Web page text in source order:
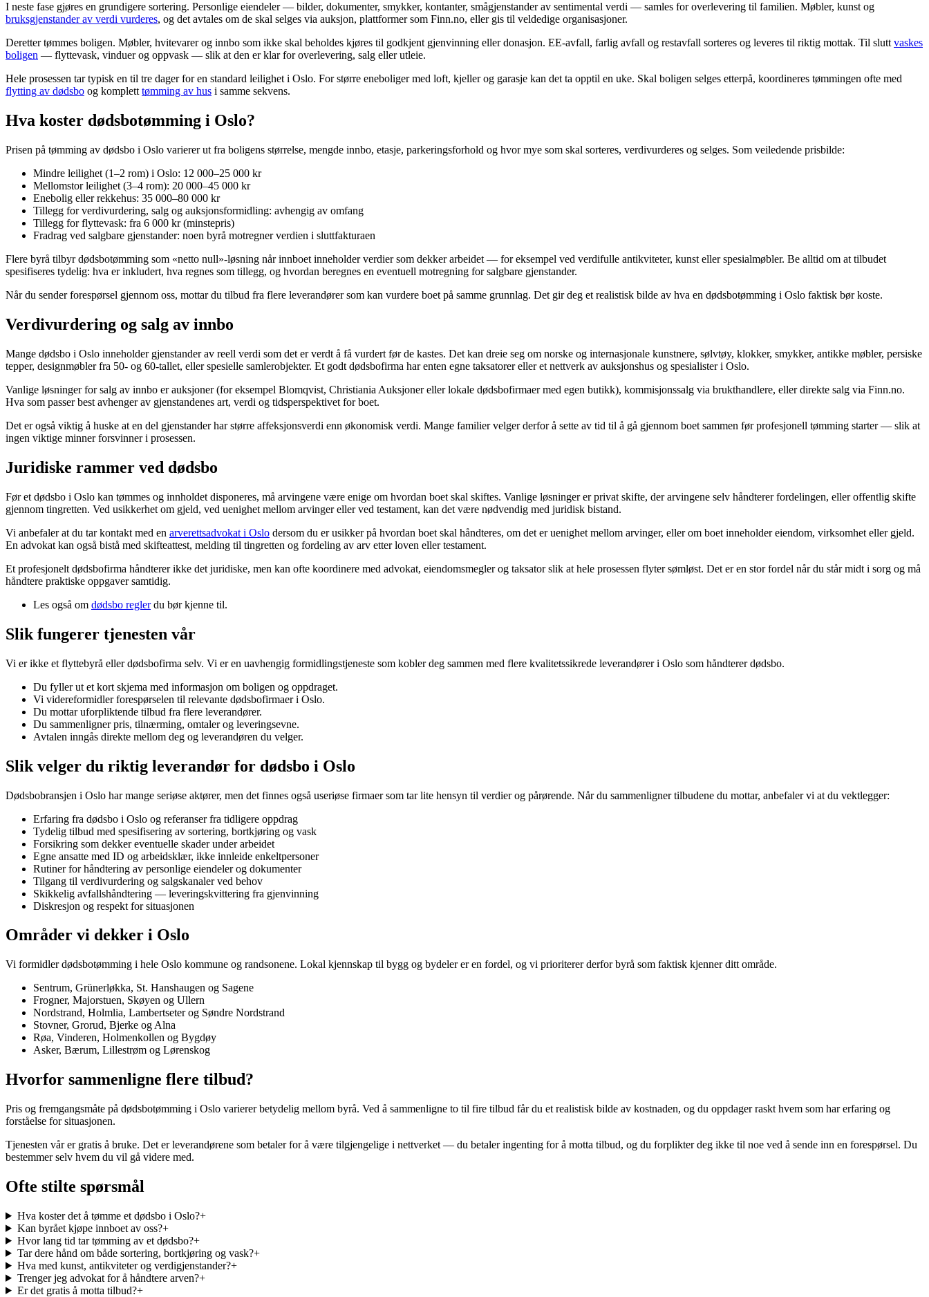
I neste fase gjøres en grundigere sortering. Personlige eiendeler — bilder, dokumenter, smykker, kontanter, smågjenstander av sentimental verdi — samles for overlevering til familien. Møbler, kunst og
bruksgjenstander av verdi vurderes, og det avtales om de skal selges via auksjon, plattformer som Finn.no, eller gis til veldedige organisasjoner.
Deretter tømmes boligen. Møbler, hvitevarer og innbo som ikke skal beholdes kjøres til godkjent gjenvinning eller donasjon. EE-avfall, farlig avfall og restavfall sorteres og leveres til riktig mottak. Til slutt vaskes
boligen — flyttevask, vinduer og oppvask — slik at den er klar for overlevering, salg eller utleie.
Hele prosessen tar typisk en til tre dager for en standard leilighet i Oslo. For større eneboliger med loft, kjeller og garasje kan det ta opptil en uke. Skal boligen selges etterpå, koordineres tømmingen ofte med
flytting av dødsbo og kompletttømming av hus i samme sekvens.
Hva koster dødsbotømming i Oslo?
Prisen på tømming av dødsbo i Oslo varierer ut fra boligens størrelse, mengde innbo, etasje, parkeringsforhold og hvor mye som skal sorteres, verdivurderes og selges. Som veiledende prisbilde:
Mindre leilighet (1–2 rom) i Oslo: 12 000–25 000 kr
Mellomstor leilighet (3–4 rom): 20 000–45 000 kr
Enebolig eller rekkehus: 35 000–80 000 kr
Tillegg for verdivurdering, salg og auksjonsformidling: avhengig av omfang
Tillegg for flyttevask: fra 6 000 kr (minstepris)
Fradrag ved salgbare gjenstander: noen byrå motregner verdien i sluttfakturaen
Flere byrå tilbyr dødsbotømming som «netto null»-løsning når innboet inneholder verdier som dekker arbeidet — for eksempel ved verdifulle antikviteter, kunst eller spesialmøbler. Be alltid om at tilbudet
spesifiseres tydelig: hva er inkludert, hva regnes som tillegg, og hvordan beregnes en eventuell motregning for salgbare gjenstander.
Når du sender forespørsel gjennom oss, mottar du tilbud fra flere leverandører som kan vurdere boet på samme grunnlag. Det gir deg et realistisk bilde av hva en dødsbotømming i Oslo faktisk bør koste.
Verdivurdering og salg av innbo
Mange dødsbo i Oslo inneholder gjenstander av reell verdi som det er verdt å få vurdert før de kastes. Det kan dreie seg om norske og internasjonale kunstnere, sølvtøy, klokker, smykker, antikke møbler, persiske
tepper, designmøbler fra 50- og 60-tallet, eller spesielle samlerobjekter. Et godt dødsbofirma har enten egne taksatorer eller et nettverk av auksjonshus og spesialister i Oslo.
Vanlige løsninger for salg av innbo er auksjoner (for eksempel Blomqvist, Christiania Auksjoner eller lokale dødsbofirmaer med egen butikk), kommisjonssalg via brukthandlere, eller direkte salg via Finn.no.
Hva som passer best avhenger av gjenstandenes art, verdi og tidsperspektivet for boet.
Det er også viktig å huske at en del gjenstander har større affeksjonsverdi enn økonomisk verdi. Mange familier velger derfor å sette av tid til å gå gjennom boet sammen før profesjonell tømming starter — slik at
ingen viktige minner forsvinner i prosessen.
Juridiske rammer ved dødsbo
Før et dødsbo i Oslo kan tømmes og innholdet disponeres, må arvingene være enige om hvordan boet skal skiftes. Vanlige løsninger er privat skifte, der arvingene selv håndterer fordelingen, eller offentlig skifte
gjennom tingretten. Ved usikkerhet om gjeld, ved uenighet mellom arvinger eller ved testament, kan det være nødvendig med juridisk bistand.
Vi anbefaler at du tar kontakt med en arverettsadvokat i Oslo dersom du er usikker på hvordan boet skal håndteres, om det er uenighet mellom arvinger, eller om boet inneholder eiendom, virksomhet eller gjeld.
En advokat kan også bistå med skifteattest, melding til tingretten og fordeling av arv etter loven eller testament.
Et profesjonelt dødsbofirma håndterer ikke det juridiske, men kan ofte koordinere med advokat, eiendomsmegler og taksator slik at hele prosessen flyter sømløst. Det er en stor fordel når du står midt i sorg og må
håndtere praktiske oppgaver samtidig.
Les også om dødsbo regler du bør kjenne til.
Slik fungerer tjenesten vår
Vi er ikke et flyttebyrå eller dødsbofirma selv. Vi er en uavhengig formidlingstjeneste som kobler deg sammen med flere kvalitetssikrede leverandører i Oslo som håndterer dødsbo.
Du fyller ut et kort skjema med informasjon om boligen og oppdraget.
Vi videreformidler forespørselen til relevante dødsbofirmaer i Oslo.
Du mottar uforpliktende tilbud fra flere leverandører.
Du sammenligner pris, tilnærming, omtaler og leveringsevne.
Avtalen inngås direkte mellom deg og leverandøren du velger.
Slik velger du riktig leverandør for dødsbo i Oslo
Dødsbobransjen i Oslo har mange seriøse aktører, men det finnes også useriøse firmaer som tar lite hensyn til verdier og pårørende. Når du sammenligner tilbudene du mottar, anbefaler vi at du vektlegger:
Erfaring fra dødsbo i Oslo og referanser fra tidligere oppdrag
Tydelig tilbud med spesifisering av sortering, bortkjøring og vask
Forsikring som dekker eventuelle skader under arbeidet
Egne ansatte med ID og arbeidsklær, ikke innleide enkeltpersoner
Rutiner for håndtering av personlige eiendeler og dokumenter
Tilgang til verdivurdering og salgskanaler ved behov
Skikkelig avfallshåndtering — leveringskvittering fra gjenvinning
Diskresjon og respekt for situasjonen
Områder vi dekker i Oslo
Vi formidler dødsbotømming i hele Oslo kommune og randsonene. Lokal kjennskap til bygg og bydeler er en fordel, og vi prioriterer derfor byrå som faktisk kjenner ditt område.
Sentrum, Grünerløkka, St. Hanshaugen og Sagene
Frogner, Majorstuen, Skøyen og Ullern
Nordstrand, Holmlia, Lambertseter og Søndre Nordstrand
Stovner, Grorud, Bjerke og Alna
Røa, Vinderen, Holmenkollen og Bygdøy
Asker, Bærum, Lillestrøm og Lørenskog
Hvorfor sammenligne flere tilbud?
Pris og fremgangsmåte på dødsbotømming i Oslo varierer betydelig mellom byrå. Ved å sammenligne to til fire tilbud får du et realistisk bilde av kostnaden, og du oppdager raskt hvem som har erfaring og
forståelse for situasjonen.
Tjenesten vår er gratis å bruke. Det er leverandørene som betaler for å være tilgjengelige i nettverket — du betaler ingenting for å motta tilbud, og du forplikter deg ikke til noe ved å sende inn en forespørsel. Du
bestemmer selv hvem du vil gå videre med.
Ofte stilte spørsmål
Hva koster det å tømme et dødsbo i Oslo?+
Kan byrået kjøpe innboet av oss?+
Hvor lang tid tar tømming av et dødsbo?+
Tar dere hånd om både sortering, bortkjøring og vask?+
Hva med kunst, antikviteter og verdigjenstander?+
Trenger jeg advokat for å håndtere arven?+
Er det gratis å motta tilbud?+